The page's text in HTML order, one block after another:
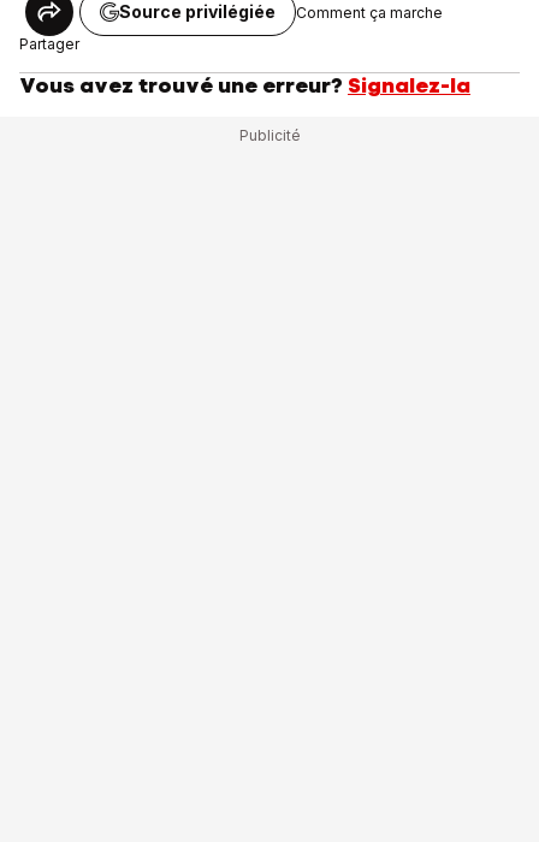
Partager
Source privilégiée Comment ça marche
Vous avez trouvé une erreur? Signalez-la